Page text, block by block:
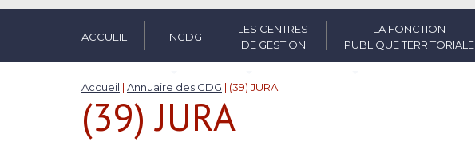
n
n
ACCUEIL FNCDG
LES CENTRES
DE GESTION
LA FONCTION
PUBLIQUE TERRITORIALE
Accueil | Annuaire des CDG | (39) JURA
(39) JURA